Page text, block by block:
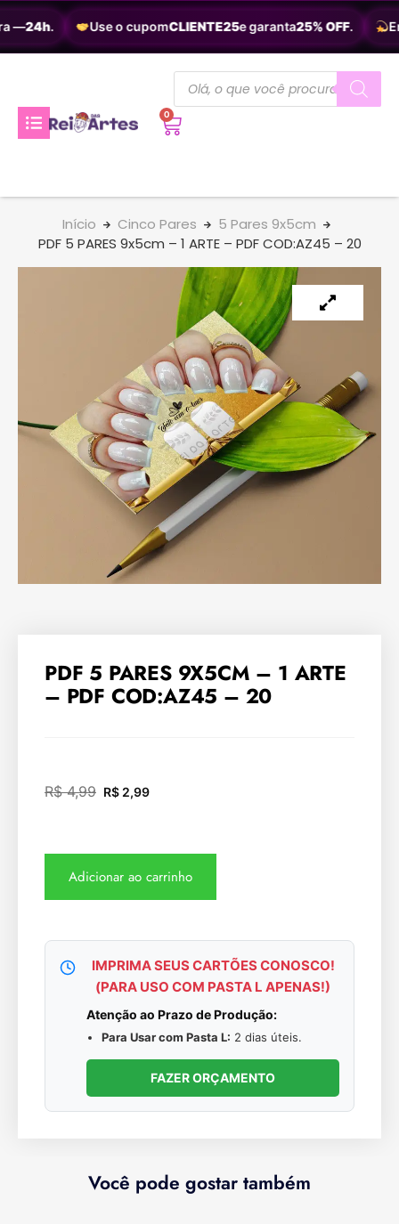
—24h. Use o cupomCLIENTE25e garanta25% OFF.
0
Início Cinco Pares
5 Pares 9x5cm
PDF 5 PARES 9x5cm – 1 ARTE – PDF COD:AZ45 – 20
PDF 5 PARES 9X5CM – 1 ARTE
– PDF COD:AZ45 – 20
R$4,99 R$ 2,99
Adicionar ao carrinho
IMPRIMA SEUS CARTÕES CONOSCO!
(PARA USO COM PASTA L APENAS!)
Atenção ao Prazo de Produção:
Para Usar com Pasta L: 2 dias úteis.
FAZER ORÇAMENTO
Você pode gostar também